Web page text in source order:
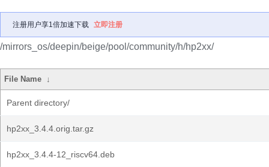
注册用户享1倍加速下载 立即注册
/mirrors_os/deepin/beige/pool/community/h/hp2xx/
File Name ↓
Parent directory/
hp2xx_3.4.4.orig.tar.gz
hp2xx_3.4.4-12_riscv64.deb